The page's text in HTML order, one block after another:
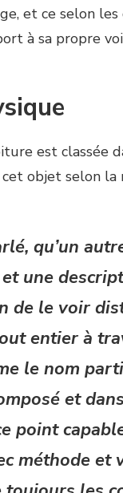
et ce selon
à sa propre
est classée
objet selon
qu’un
une
de le voir
entier à
le nom
et
point
méthode et